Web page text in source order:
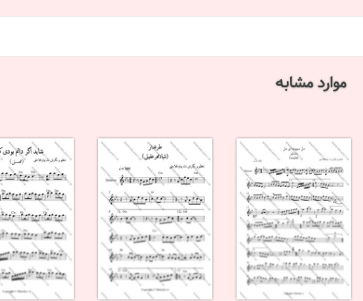
موارد مشابه